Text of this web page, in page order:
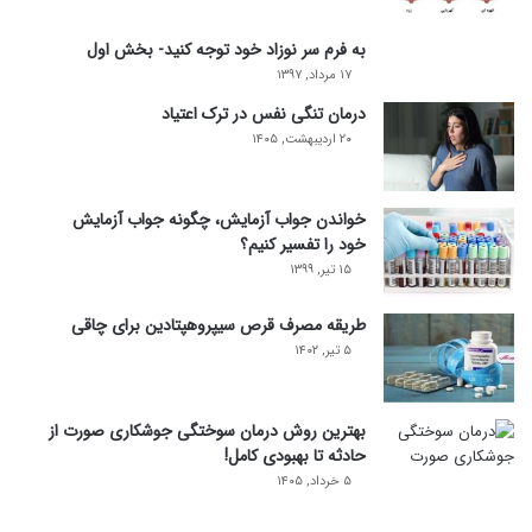
به فرم سر نوزاد خود توجه کنید- بخش اول
۱۷ مرداد, ۱۳۹۷
درمان تنگی نفس در ترک اعتیاد
۲۰ اردیبهشت, ۱۴۰۵
خواندن جواب آزمایش، چگونه جواب آزمایش
خود را تفسیر کنیم؟
۱۵ تیر, ۱۳۹۹
طریقه مصرف قرص سیپروهپتادین برای چاقی
۵ تیر, ۱۴۰۲
بهترین روش درمان سوختگی جوشکاری صورت از
حادثه تا بهبودی کامل!
۵ خرداد, ۱۴۰۵